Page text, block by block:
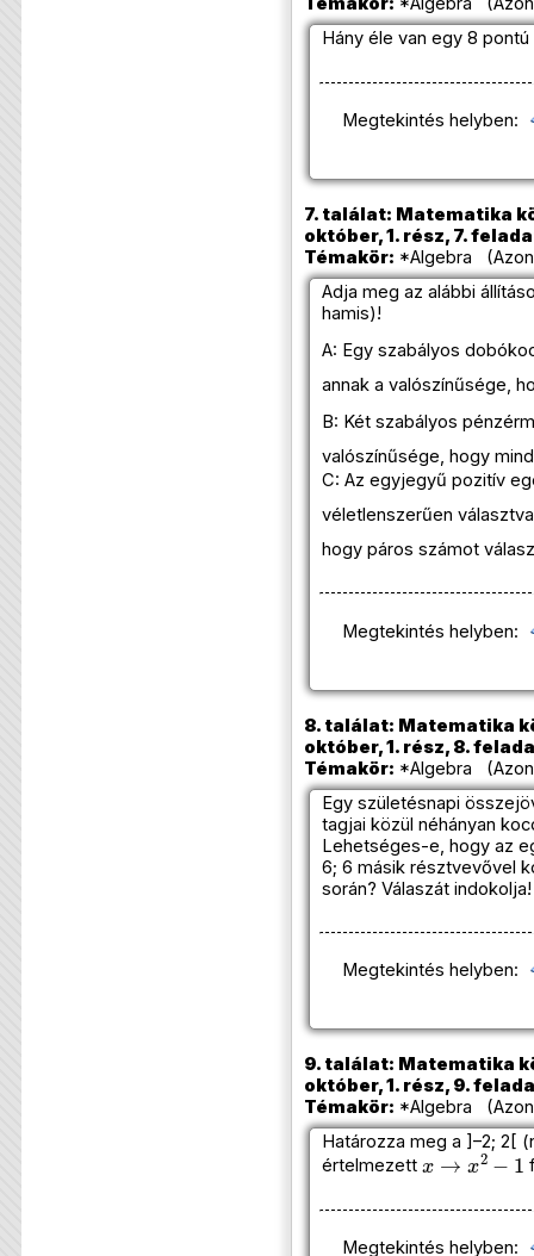
Hány éle van egy 8
Megtekintés helyben:
7. találat: Matematika
október, 1. rész, 7.
Témakör: *Algebra
Adja meg az alábbi
hamis)!
A: Egy szabályos
annak a valószínűsége,
B: Két szabályos
valószínűsége, hogy
C: Az egyjegyű pozitív
véletlenszerűen
hogy páros számot
Megtekintés helyben:
8. találat: Matematika
október, 1. rész, 8.
Témakör: *Algebra
Egy születésnapi
tagjai közül néhányan
Lehetséges-e, hogy az
6; 6 másik résztvevővel
során? Válaszát indokolja!
Megtekintés helyben:
9. találat: Matematika
október, 1. rész, 9.
Témakör: *Algebra
Határozza meg a ]–2; 2[
értelmezett
x→x 2−1
Megtekintés helyben: